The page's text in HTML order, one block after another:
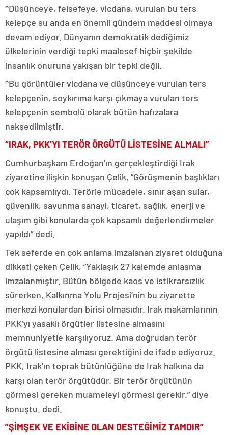
*Düşünceye, felsefeye, vicdana, vurulan bu ters
kelepçe şu anda en önemli gündem maddesi olmaya
devam ediyor. Dünyanın demokratik dediğimiz
ülkelerinin verdiği tepki maalesef hiçbir şekilde
insanlık onuruna yakışan bir tepki değil.
*Bu görüntüler vicdana ve düşünceye vurulan ters
kelepçenin, soykırıma karşı çıkmaya vurulan ters
kelepçenin sembolü olarak bütün hafızalara
nakşedilmiştir.
“IRAK, PKK’YI TERÖR ÖRGÜTÜ LİSTESİNE ALMALI”
Cumhurbaşkanı Erdoğan’ın gerçekleştirdiği Irak
ziyaretine ilişkin konuşan Çelik, ”Görüşmenin başlıkları
çok kapsamlıydı. Terörle mücadele, sınır aşan sular,
güvenlik, savunma sanayi, ticaret, sağlık, enerji ve
ulaşım gibi konularda çok kapsamlı değerlendirmeler
yapıldı” dedi.
Tek seferde en çok anlama imzalanan ziyaret olduğuna
dikkati çeken Çelik, ”Yaklaşık 27 kalemde anlaşma
imzalanmıştır. Bütün bölgede kaos ve istikrarsızlık
sürerken, Kalkınma Yolu Projesi’nin bu ziyarette
merkezi konulardan birisi olmasıdır. Irak makamlarının
PKK’yı yasaklı örgütler listesine almasını
memnuniyetle karşılıyoruz. Ama doğrudan terör
örgütü listesine alması gerektiğini de ifade ediyoruz.
PKK, Irak’ın toprak bütünlüğüne de Irak halkına da
karşı olan terör örgütüdür. Bir terör örgütünün
görmesi gereken muameleyi görmesi gerekir.” diye
konuştu. dedi.
”ŞİMŞEK VE EKİBİNE OLAN DESTEĞİMİZ TAMDIR”